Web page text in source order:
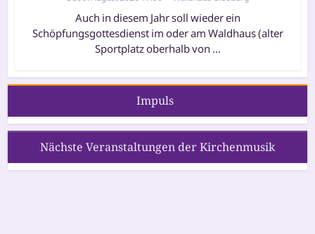
Auch in die­sem Jahr soll wie­der ein
Schöpfungsgottesdienst im oder am Waldhaus (alter
Sportplatz ober­halb von …
Impuls
Nächste Veranstaltungen der Kirchenmusik